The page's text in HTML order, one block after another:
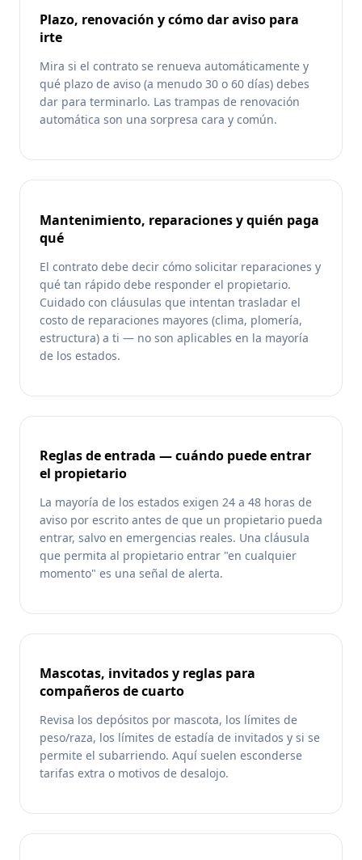
Plazo, renovación y cómo dar aviso para
irte
Mira si el contrato se renueva automáticamente y
qué plazo de aviso (a menudo 30 o 60 días) debes
dar para terminarlo. Las trampas de renovación
automática son una sorpresa cara y común.
Mantenimiento, reparaciones y quién paga
qué
El contrato debe decir cómo solicitar reparaciones y
qué tan rápido debe responder el propietario.
Cuidado con cláusulas que intentan trasladar el
costo de reparaciones mayores (clima, plomería,
estructura) a ti — no son aplicables en la mayoría
de los estados.
Reglas de entrada — cuándo puede entrar
el propietario
La mayoría de los estados exigen 24 a 48 horas de
aviso por escrito antes de que un propietario pueda
entrar, salvo en emergencias reales. Una cláusula
que permita al propietario entrar "en cualquier
momento" es una señal de alerta.
Mascotas, invitados y reglas para
compañeros de cuarto
Revisa los depósitos por mascota, los límites de
peso/raza, los límites de estadía de invitados y si se
permite el subarriendo. Aquí suelen esconderse
tarifas extra o motivos de desalojo.